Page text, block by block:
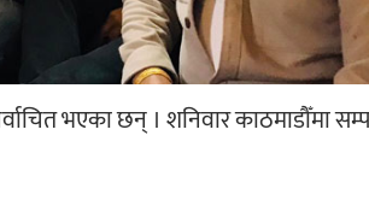
भएका छन् । शनिवार काठमाडौँमा